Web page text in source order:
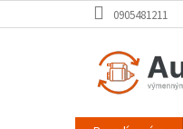
na
0905481211